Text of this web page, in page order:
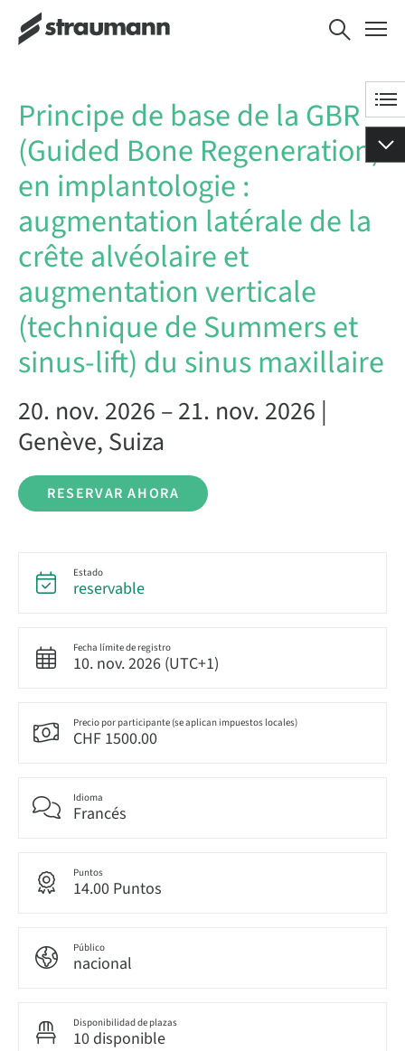
Principe de base de la
GBR (Guided Bone
augmentation latérale
de la crête alvéolaire et
augmentation verticale
(technique de Summers
et sinus-lift) du sinus
RESERVAR AHORA
Principe de base de la GBR
(Guided Bone Regeneration)
en implantologie :
augmentation latérale de la
crête alvéolaire et
augmentation verticale
(technique de Summers et
sinus-lift) du sinus maxillaire
20. nov. 2026 – 21. nov. 2026 |
Genève, Suiza
RESERVAR AHORA
Estado
reservable
Fecha límite de registro
10. nov. 2026 (UTC+1)
Precio por participante (se aplican impuestos locales)
CHF 1500.00
Idioma
Francés
Puntos
14.00 Puntos
Público
nacional
Disponibilidad de plazas
10 disponible